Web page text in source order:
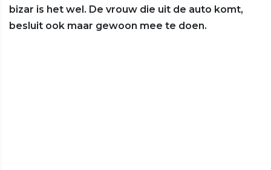
bizar is het wel. De vrouw die uit de auto komt,
besluit ook maar gewoon mee te doen.